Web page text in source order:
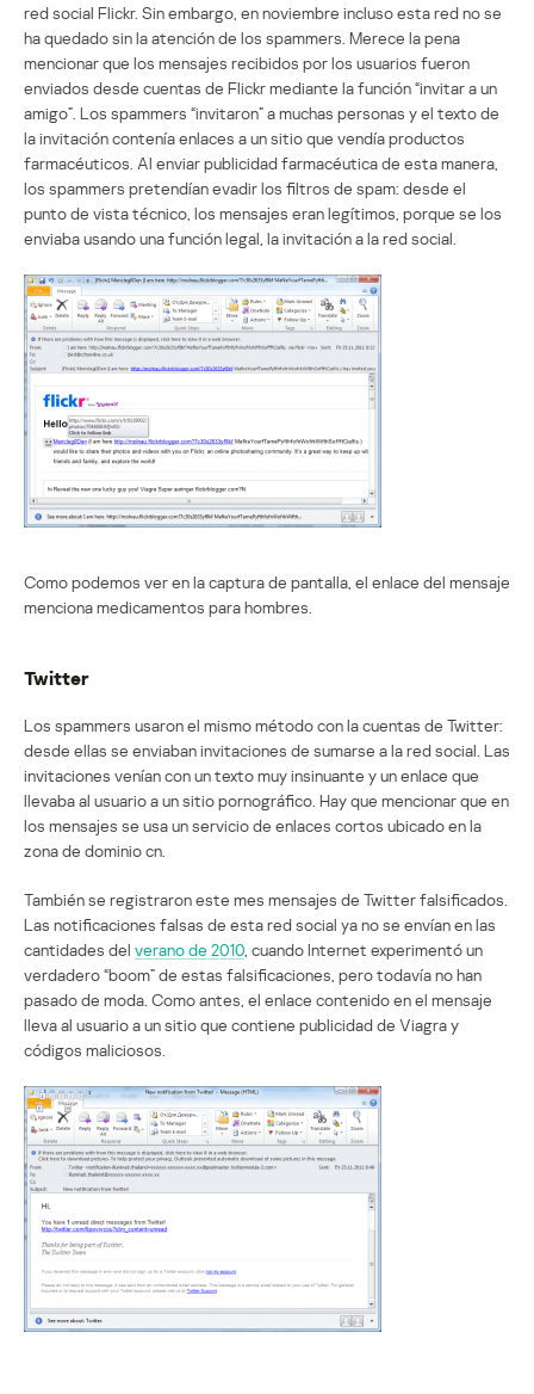
red social Flickr. Sin embargo, en noviembre incluso esta red no se
ha quedado sin la atención de los spammers. Merece la pena
mencionar que los mensajes recibidos por los usuarios fueron
enviados desde cuentas de Flickr mediante la función “invitar a un
amigo”. Los spammers “invitaron” a muchas personas y el texto de
la invitación contenía enlaces a un sitio que vendía productos
farmacéuticos. Al enviar publicidad farmacéutica de esta manera,
los spammers pretendían evadir los filtros de spam: desde el
punto de vista técnico, los mensajes eran legítimos, porque se los
enviaba usando una función legal, la invitación a la red social.
Como podemos ver en la captura de pantalla, el enlace del mensaje
menciona medicamentos para hombres.
Twitter
Los spammers usaron el mismo método con la cuentas de Twitter:
desde ellas se enviaban invitaciones de sumarse a la red social. Las
invitaciones venían con un texto muy insinuante y un enlace que
llevaba al usuario a un sitio pornográfico. Hay que mencionar que en
los mensajes se usa un servicio de enlaces cortos ubicado en la
zona de dominio cn.
También se registraron este mes mensajes de Twitter falsificados.
Las notificaciones falsas de esta red social ya no se envían en las
cantidades del verano de 2010 , cuando Internet experimentó un
verdadero “boom” de estas falsificaciones, pero todavía no han
pasado de moda. Como antes, el enlace contenido en el mensaje
lleva al usuario a un sitio que contiene publicidad de Viagra y
códigos maliciosos.